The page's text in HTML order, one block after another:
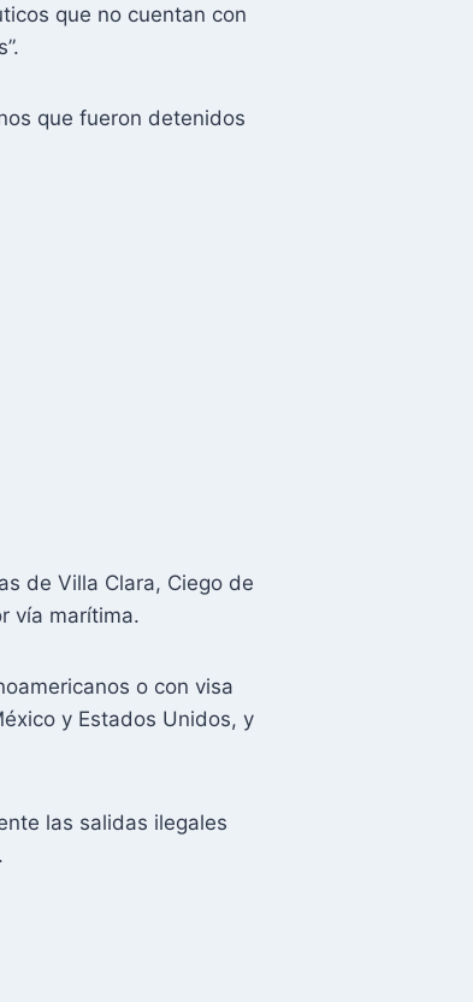
que no cuentan con
que fueron detenidos
de Villa Clara, Ciego de
vía marítima.
o con visa
y Estados Unidos, y
las salidas ilegales